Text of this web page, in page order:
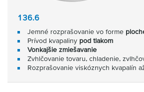
136.6
Jemné rozprašovanie vo forme
Prívod kvapaliny pod tlakom
Vonkajšie zmiešavanie
Zvhlčovanie tovaru, chladenie,
Rozprašovanie viskóznych kvapalín